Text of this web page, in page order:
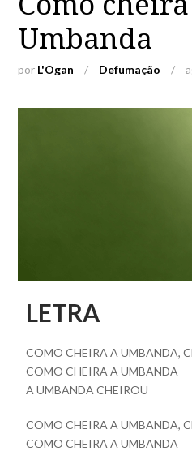
Umbanda
por L'Ogan / Defumação /
LETRA
COMO CHEIRA A UMBANDA,
COMO CHEIRA A UMBANDA
A UMBANDA CHEIROU
COMO CHEIRA A UMBANDA,
COMO CHEIRA A UMBANDA